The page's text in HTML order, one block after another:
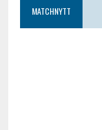
MATCHNYTT